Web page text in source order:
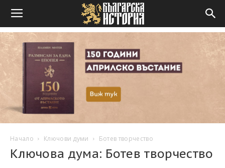
Начало Ключови думи Ботев творчество
Ключова дума: Ботев творчество